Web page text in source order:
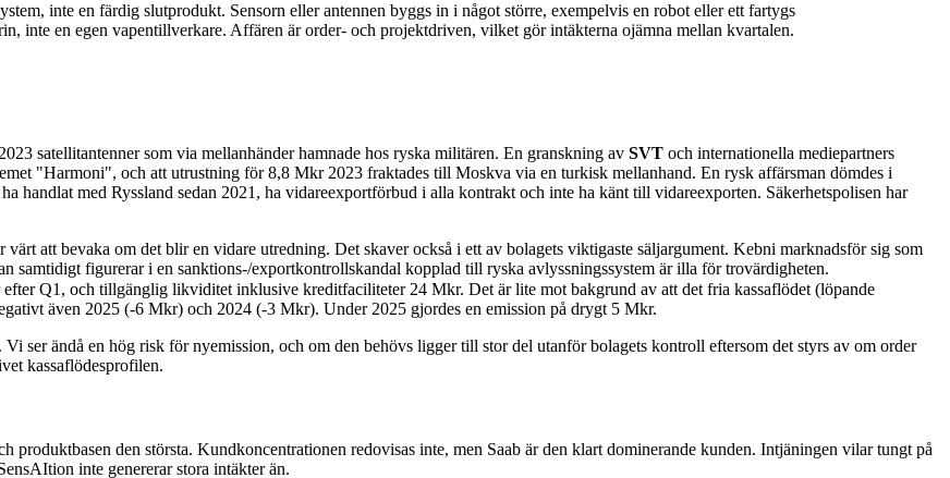
inte en färdig slutprodukt. Sensorn eller antennen byggs in i något större, exempelvis en robot eller ett fartygs
inte en egen vapentillverkare. Affären är order- och projektdriven, vilket gör intäkterna ojämna mellan kvartalen.
satellitantenner som via mellanhänder hamnade hos ryska militären. En granskning av SVT och internationella mediepartners
"Harmoni", och att utrustning för 8,8 Mkr 2023 fraktades till Moskva via en turkisk mellanhand. En rysk affärsman dömdes i
handlat med Ryssland sedan 2021, ha vidareexportförbud i alla kontrakt och inte ha känt till vidareexporten. Säkerhetspolisen har
att bevaka om det blir en vidare utredning. Det skaver också i ett av bolagets viktigaste säljargument. Kebni marknadsför sig som
figurerar i en sanktions-/exportkontrollskandal kopplad till ryska avlyssningssystem är illa för trovärdigheten.
Q1, och tillgänglig likviditet inklusive kreditfaciliteter 24 Mkr. Det är lite mot bakgrund av att det fria kassaflödet (löpande
även 2025 (-6 Mkr) och 2024 (-3 Mkr). Under 2025 gjordes en emission på drygt 5 Mkr.
ser ändå en hög risk för nyemission, och om den behövs ligger till stor del utanför bolagets kontroll eftersom det styrs av om order
kassaflödesprofilen.
den största. Kundkoncentrationen redovisas inte, men Saab är den klart dominerande kunden. Intjäningen vilar tungt på
inte genererar stora intäkter än.